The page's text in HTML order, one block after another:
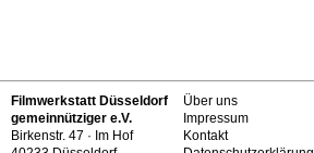
Filmwerkstatt Düsseldorf
gemeinnütziger e.V.
Birkenstr. 47 · Im Hof
Über uns
Impressum
Kontakt